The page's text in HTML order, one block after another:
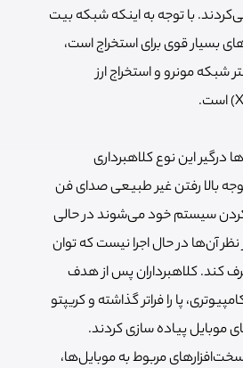
با توجه به اینکه شبکه بیت
بسیار قوی برای استخراج است،
شبکه مونرو و استخراج ارز
درگیر این نوع کلاهبرداری
بالا رفتن غیر طبیعی صدای فن
سیستم خود می‌شوند در حالی
آن‌ها در حال اجرا نیست که توان
کند. کلاهبرداران پس از هدف
پا را فراتر گذاشته و کریپتو
موبایل پیاده سازی کردند.
مربوط به موبایل‌ها،